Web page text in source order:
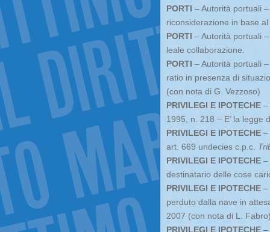
PORTI – Autorità portuali
riconsiderazione in base
PORTI – Autorità portuali
leale collaborazione.
PORTI – Autorità portuali
ratio in presenza di
(con nota di G. Vezzoso)
PRIVILEGI E IPOTECHE –
1995, n. 218 – E’ la legge
PRIVILEGI E IPOTECHE –
art. 669 undecies c.p.c.
PRIVILEGI E IPOTECHE –
destinatario delle cose
PRIVILEGI E IPOTECHE –
perduto dalla nave in
2007 (con nota di L.
PRIVILEGI E IPOTECHE –